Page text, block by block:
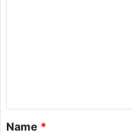
*
Name *